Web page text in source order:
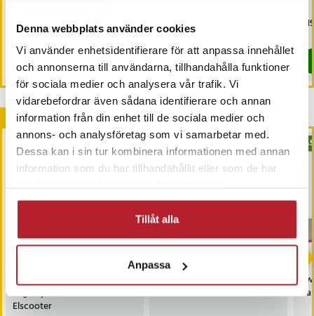
Denna webbplats använder cookies
Vi använder enhetsidentifierare för att anpassa innehållet
och annonserna till användarna, tillhandahålla funktioner
för sociala medier och analysera vår trafik. Vi
vidarebefordrar även sådana identifierare och annan
information från din enhet till de sociala medier och
annons- och analysföretag som vi samarbetar med.
Dessa kan i sin tur kombinera informationen med annan
information som du har tillhandahållit eller som de har
Tillåt alla
Anpassa
Pris:1 699 kr
1 699 kr
Kommer i lager 2026-08-12
Nuvarande pris
1 599 krTidigare pris
1 599 kr
Köp
Andra köpte också
-63%
Punkteringsfritt Däck till
Segway Ninebot Mini Pro
Elscooter
Digital väckarklocka -
Svart